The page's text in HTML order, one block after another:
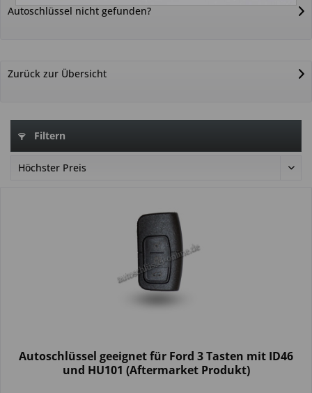
Autoschlüssel nicht gefunden?
Zurück zur Übersicht
Filtern
Autoschlüssel geeignet für Ford 3 Tasten mit ID46
und HU101 (Aftermarket Produkt)